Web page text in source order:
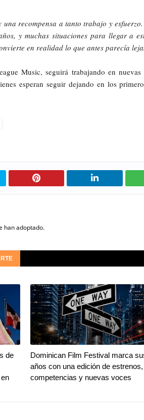
recompensa a tanto trabajo y
y muchas situaciones para llegar a
en realidad lo que antes parecía
Music, seguirá trabajando en
esperan seguir dejando en los
han adoptado.
de
Dominican Film Festival marca
años con una edición de estrenos,
competencias y nuevas voces